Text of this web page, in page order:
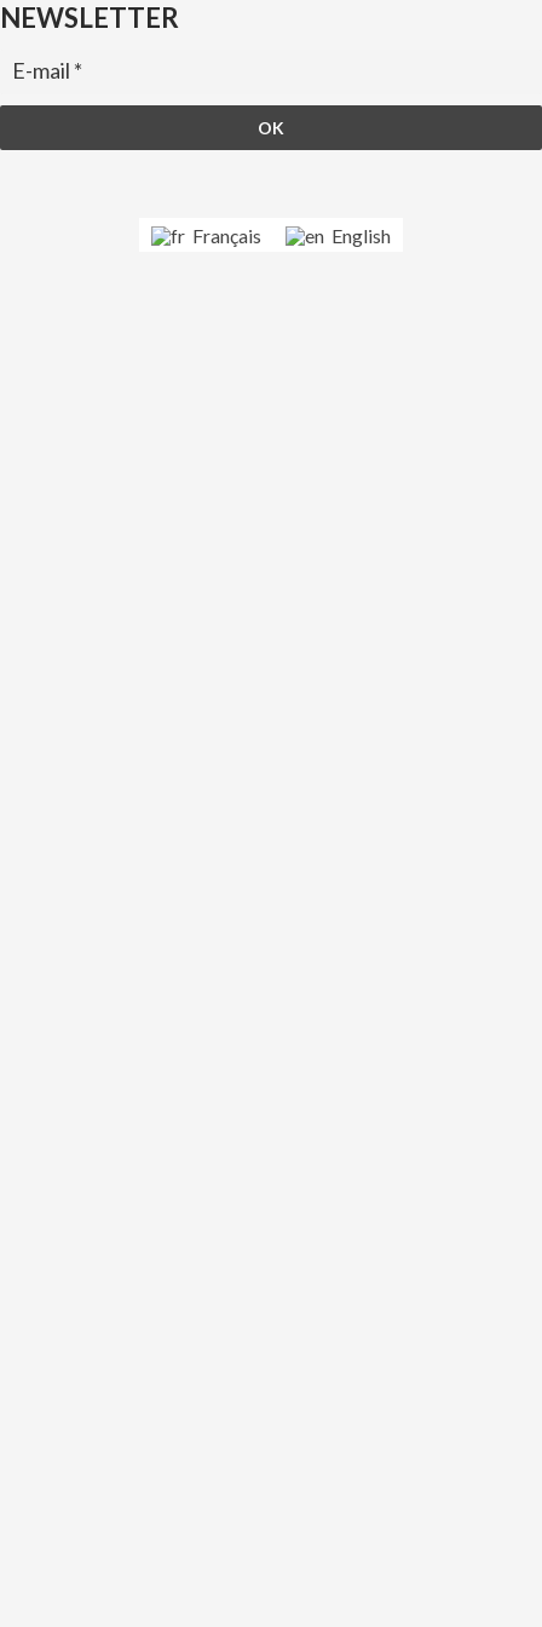
NEWSLETTER
Français English